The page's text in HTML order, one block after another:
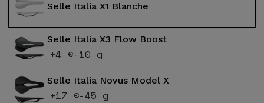
Selle Italia X1 Blanche
Selle Italia X3 Flow Boost
+4 €-10 g
Selle Italia Novus Model X
+17 €-45 g